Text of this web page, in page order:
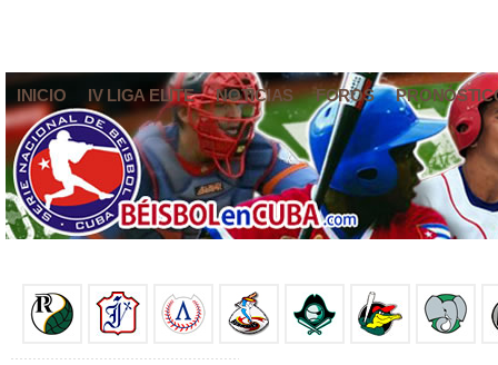
INICIO IV LIGA ELITE NOTICIAS FOROS